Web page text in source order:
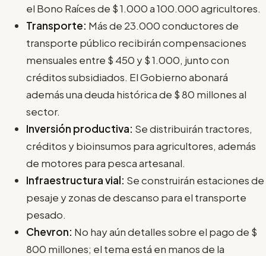
el Bono Raíces de $ 1.000 a 100.000 agricultores.
Transporte: Más de 23.000 conductores de
transporte público recibirán compensaciones
mensuales entre $ 450 y $ 1.000, junto con
créditos subsidiados. El Gobierno abonará
además una deuda histórica de $ 80 millones al
sector.
Inversión productiva: Se distribuirán tractores,
créditos y bioinsumos para agricultores, además
de motores para pesca artesanal.
Infraestructura vial: Se construirán estaciones de
pesaje y zonas de descanso para el transporte
pesado.
Chevron: No hay aún detalles sobre el pago de $
800 millones; el tema está en manos de la